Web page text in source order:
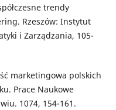
trendy
Rzeszów: Instytut
i Zarządzania, 105-
marketingowa polskich
Prace Naukowe
1074, 154-161.